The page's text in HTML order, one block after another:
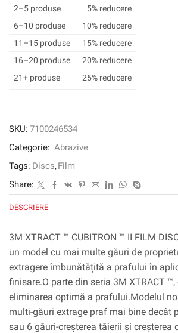
II
Film
Disc
775L,
203
mm,
PN46340
2–5 produse
5% reducere
6–10 produse
10% reducere
11–15 produse
15% reducere
16–20 produse
20% reducere
21+ produse
25% reducere
SKU: 7100246534
Categorie: Abrazive
Tags: Discs,Film
Share:
DESCRIERE
3M XTRACT ™ CUBITRON ™ II FILM
un model cu mai multe găuri de
extragere îmbunătățită a prafului în
finisare.O parte din seria 3M XTRACT
eliminarea optimă a prafului.Modelul
multi-găuri extrage praf mai bine decât
sau 6 găuri-creșterea tăierii și creșterea